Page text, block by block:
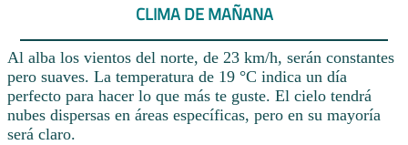
CLIMA DE MAÑANA
Al alba los vientos del norte, de 23 km/h, serán constantes
pero suaves. La temperatura de 19 °C indica un día
perfecto para hacer lo que más te guste. El cielo tendrá
nubes dispersas en áreas específicas, pero en su mayoría
será claro.